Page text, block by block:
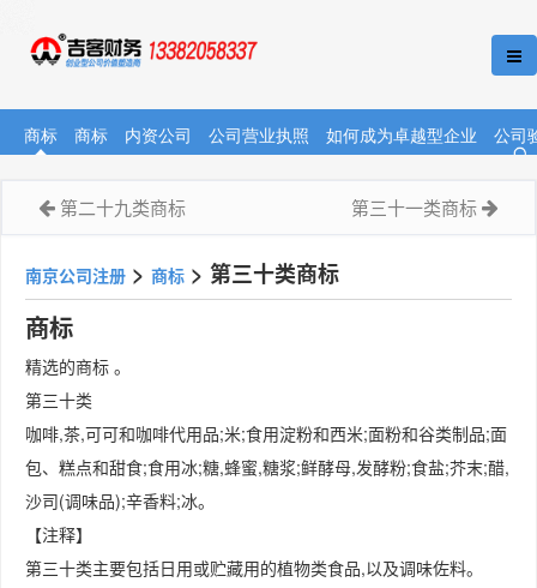
商标 商标 内资公司 公司营业执照 如何成为卓越型企业 公司
第二十九类商标 第三十一类商标
南京公司注册 > 商标 > 第三十类商标
商标
精选的商标 。
第三十类
咖啡,茶,可可和咖啡代用品;米;食用淀粉和西米;面粉和谷类制品;面
包、糕点和甜食;食用冰;糖,蜂蜜,糖浆;鲜酵母,发酵粉;食盐;芥末;醋,
沙司(调味品);辛香料;冰。
【注释】
第三十类主要包括日用或贮藏用的植物类食品,以及调味佐料。